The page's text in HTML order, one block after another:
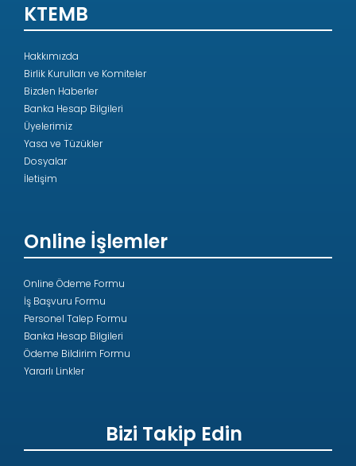
KTEMB
Hakkımızda
Birlik Kurulları ve Komiteler
Bizden Haberler
Banka Hesap Bilgileri
Üyelerimiz
Yasa ve Tüzükler
Dosyalar
İletişim
Online İşlemler
Online Ödeme Formu
İş Başvuru Formu
Personel Talep Formu
Banka Hesap Bilgileri
Ödeme Bildirim Formu
Yararlı Linkler
Bizi Takip Edin